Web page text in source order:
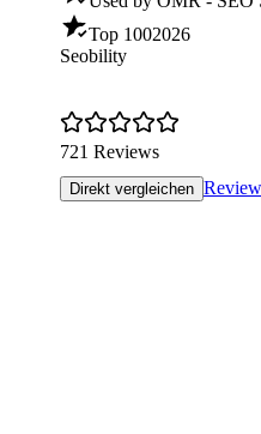
Top 1002026
Seobility
721 Reviews
Direkt vergleichen